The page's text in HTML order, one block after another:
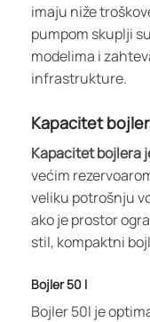
imaju niže
pumpom skuplji
modelima i
infrastrukture.
Kapacitet
Kapacitet bojlera
većim
veliku potrošnju
ako je prostor
stil, kompaktni
Bojler 50 l
Bojler 50l je